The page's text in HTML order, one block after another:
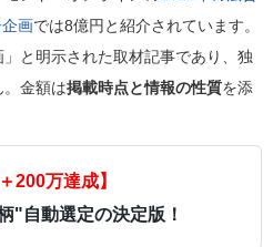
画では8億円と紹介されています。
と明示された取材記事であり、独
金額は掲載時点と情報の性質を添
200万達成】
"自動選定の決定版！